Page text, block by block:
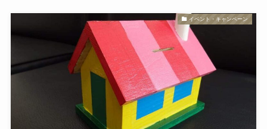
イベント・キャンペーン